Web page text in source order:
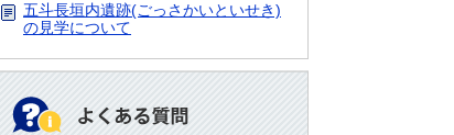
五斗長垣内遺跡(ごっさかいといせき)
の見学について